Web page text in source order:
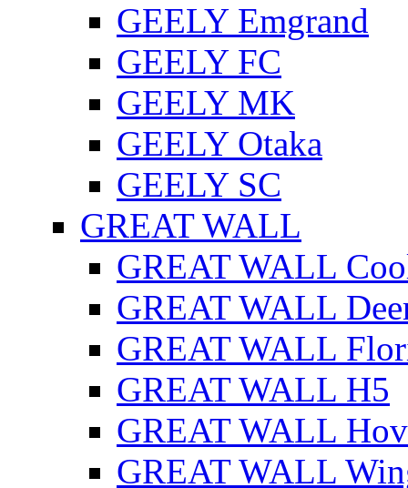
GEELY Emgrand
GEELY FC
GEELY MK
GEELY Otaka
GEELY SC
GREAT WALL
GREAT WALL
GREAT WALL
GREAT WALL
GREAT WALL H5
GREAT WALL
GREAT WALL